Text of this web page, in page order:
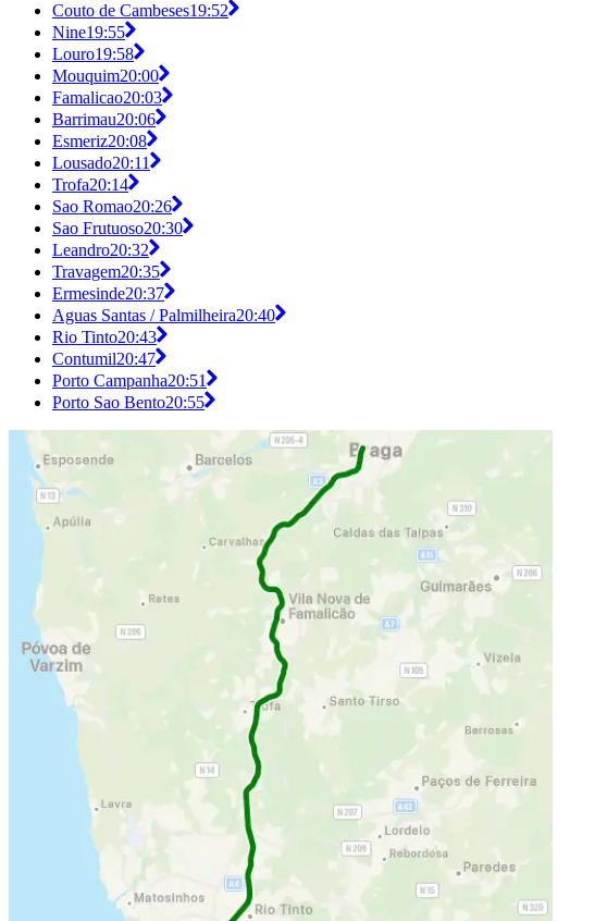
Couto de Cambeses19:52
Nine19:55
Louro19:58
Mouquim20:00
Famalicao20:03
Barrimau20:06
Esmeriz20:08
Lousado20:11
Trofa20:14
Sao Romao20:26
Sao Frutuoso20:30
Leandro20:32
Travagem20:35
Ermesinde20:37
Aguas Santas / Palmilheira20:40
Rio Tinto20:43
Contumil20:47
Porto Campanha20:51
Porto Sao Bento20:55